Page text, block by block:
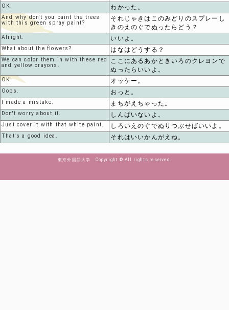
OK. わかった。
And why don't you paint the trees
with this green spray paint?
それじゃきはこのみどりのスプレーし
きのえのぐでぬったらどう？
Alright. いいよ。
What about the flowers? はなはどうする？
We can color them in with these red
and yellow crayons.
ここにあるあかときいろのクレヨンで
ぬったらいいよ。
OK. オッケー。
Oops. おっと。
I made a mistake. まちがえちゃった。
Don't worry about it. しんぱいないよ。
Just cover it with that white paint. しろいえのぐでぬりつぶせばいいよ。
That's a good idea. それはいいかんがえね。
東京外国語大学 Copyright © All rights reserved.